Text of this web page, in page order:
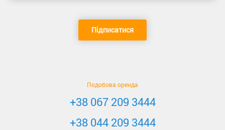
Підписатися
Подобова оренда
+38 067 209 3444
+38 044 209 3444